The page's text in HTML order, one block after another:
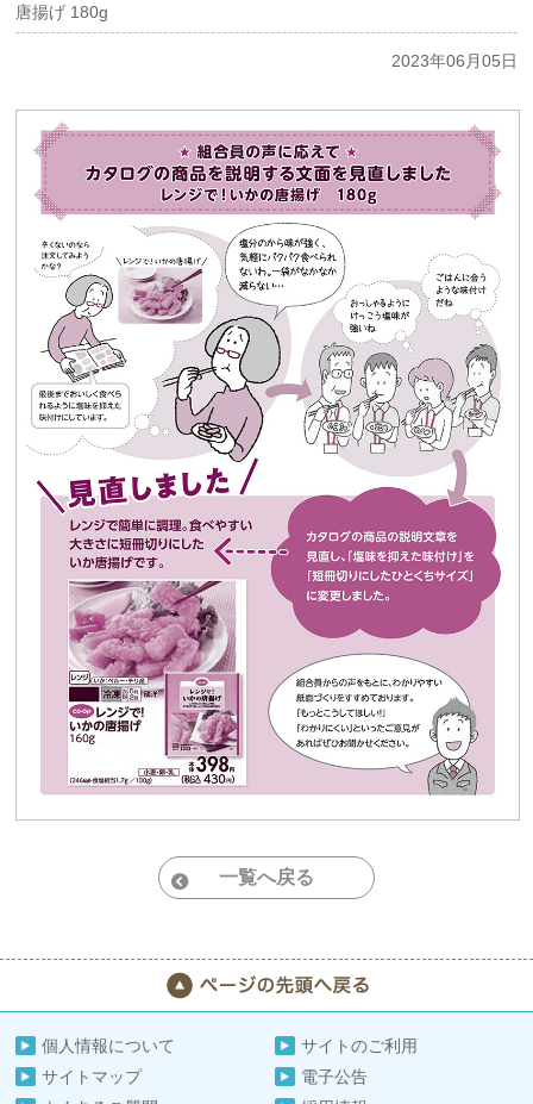
唐揚げ 180g
2023年06月05日
一覧へ戻る
個人情報について
サイトのご利用
サイトマップ
電子公告